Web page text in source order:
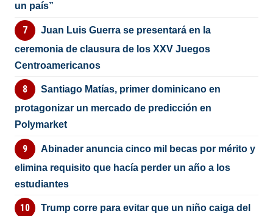
un país”
Juan Luis Guerra se presentará en la
ceremonia de clausura de los XXV Juegos
Centroamericanos
Santiago Matías, primer dominicano en
protagonizar un mercado de predicción en
Polymarket
Abinader anuncia cinco mil becas por mérito y
elimina requisito que hacía perder un año a los
estudiantes
Trump corre para evitar que un niño caiga del